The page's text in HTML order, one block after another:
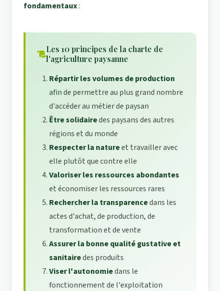
fondamentaux:
Les 10 principes de la charte de
l'agriculture paysanne
Répartir les volumes de production
afin de permettre au plus grand nombre
d'accéder au métier de paysan
Être solidairedes paysans des autres
régions et du monde
Respecter la natureet travailler avec
elle plutôt que contre elle
Valoriser les ressources abondantes
et économiser les ressources rares
Rechercher la transparencedans les
actes d'achat, de production, de
transformation et de vente
Assurer la bonne qualité gustative et
sanitairedes produits
Viser l'autonomiedans le
fonctionnement de l'exploitation